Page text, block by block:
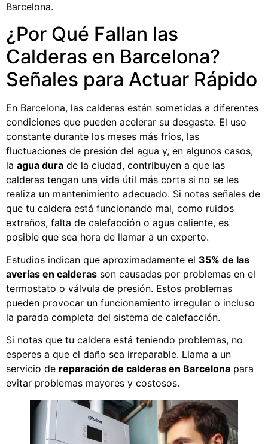
Barcelona.
¿Por Qué Fallan las
Calderas en Barcelona?
Señales para Actuar Rápido
En Barcelona, las calderas están sometidas a diferentes
condiciones que pueden acelerar su desgaste. El uso
constante durante los meses más fríos, las
fluctuaciones de presión del agua y, en algunos casos,
la agua dura de la ciudad, contribuyen a que las
calderas tengan una vida útil más corta si no se les
realiza un mantenimiento adecuado. Si notas señales de
que tu caldera está funcionando mal, como ruidos
extraños, falta de calefacción o agua caliente, es
posible que sea hora de llamar a un experto.
Estudios indican que aproximadamente el 35% de las
averías en calderas son causadas por problemas en el
termostato o válvula de presión. Estos problemas
pueden provocar un funcionamiento irregular o incluso
la parada completa del sistema de calefacción.
Si notas que tu caldera está teniendo problemas, no
esperes a que el daño sea irreparable. Llama a un
servicio de reparación de calderas en Barcelona para
evitar problemas mayores y costosos.